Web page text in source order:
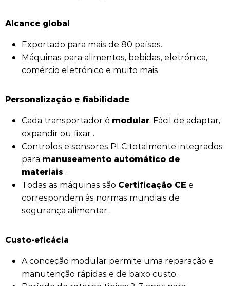
Alcance global
Exportado para mais de 80 países.
Máquinas para alimentos, bebidas, eletrónica,
comércio eletrónico e muito mais.
Personalização e fiabilidade
Cada transportador é modular. Fácil de adaptar,
expandir ou fixar .
Controlos e sensores PLC totalmente integrados
para manuseamento automático de
materiais .
Todas as máquinas são Certificação CE e
correspondem às normas mundiais de
segurança alimentar .
Custo-eficácia
A conceção modular permite uma reparação e
manutenção rápidas e de baixo custo.